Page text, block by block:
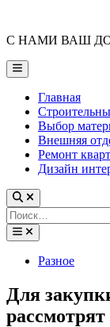
content
С НАМИ ВАШ
Main
Menu
Главная
Выбор
Внешняя
Ремонт
Дизайн
Найти:
PostedРазное
Для
рассмотрят